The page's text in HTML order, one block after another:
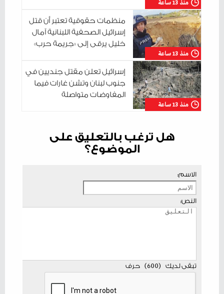
منذ 13 ساعة
منذ 13 ساعة
منظمات حقوقية تعتبر أن قتل
إسرائيل الصحفية اللبنانية آمال
خليل يرقى إلى «جريمة حرب»
منذ 13 ساعة
إسرائيل تعلن مقتل جنديين في
جنوب لبنان وتشن غارات فيما
المفاوضات متواصلة
هل ترغب بالتعليق على
الموضوع؟
الاسم:
النص:
تبقى لديك (
600
) حرف